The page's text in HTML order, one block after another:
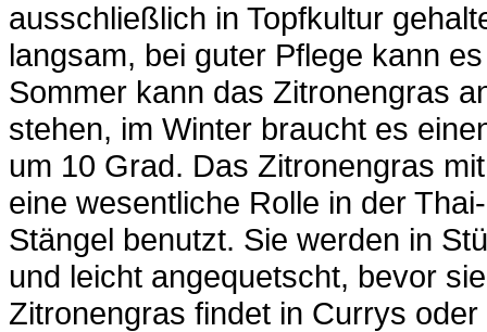
ausschließlich in Topfkultur
langsam, bei guter Pflege kann
Sommer kann das Zitronengras
stehen, im Winter braucht es
um 10 Grad. Das Zitronengras
eine wesentliche Rolle in der
Stängel benutzt. Sie werden in
und leicht angequetscht, bevor
Zitronengras findet in Currys